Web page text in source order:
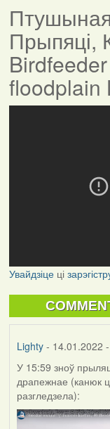
Прыпяці,
floodplain
Увайдзіцеці
Lighty- 14.01.2022
У 15:59 зноў
драпежнае (канюк
разгледзела):